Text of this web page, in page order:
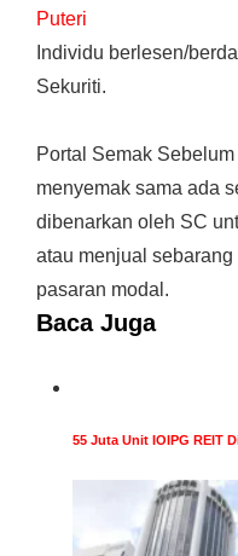
Puteri
Individu berlesen/
Sekuriti.
Portal Semak
menyemak sama ada
dibenarkan oleh SC
atau menjual
pasaran modal.
Baca Juga
55 Juta Unit IOIPG REIT